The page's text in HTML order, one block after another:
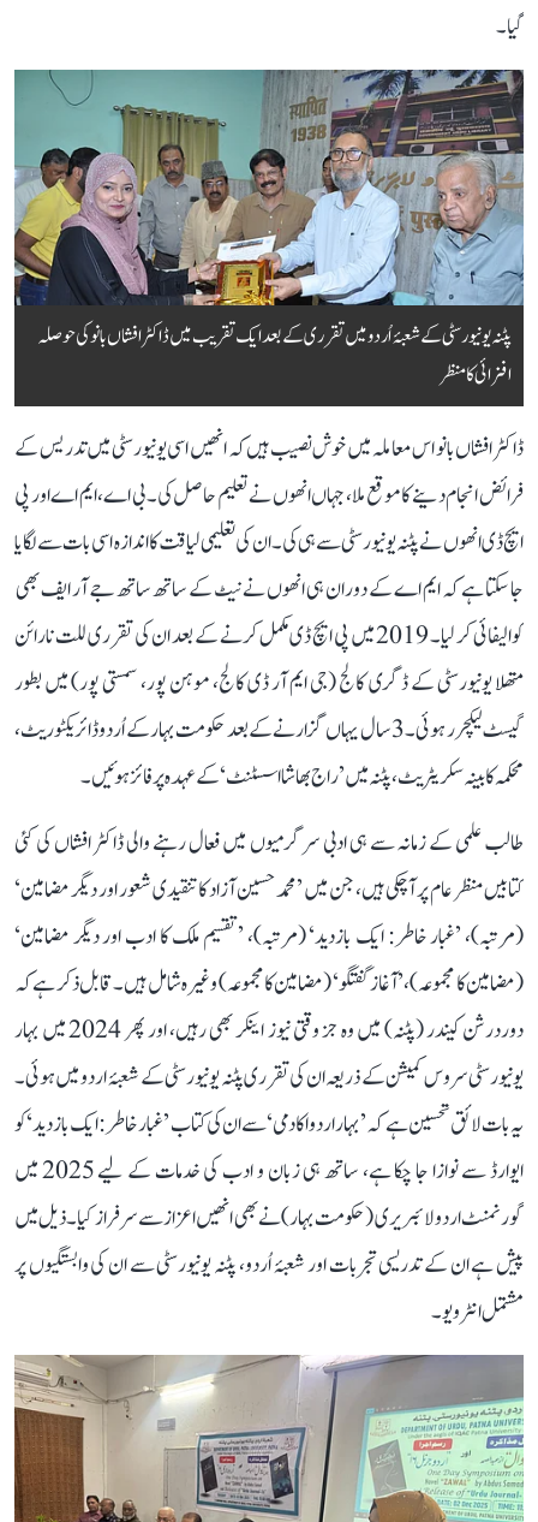
گیا۔
پٹنہ یونیورسٹی کے شعبۂ اُردو میں تقرری کے بعد ایک تقریب میں ڈاکٹر افشاں بانو کی حوصلہ
افزائی کا منظر
ڈاکٹر افشاں بانو اس معاملہ میں خوش نصیب ہیں کہ انھیں اسی یونیورسٹی میں تدریس کے
فرائض انجام دینے کا موقع ملا، جہاں انھوں نے تعلیم حاصل کی۔ بی اے، ایم اے اور پی
ایچ ڈی انھوں نے پٹنہ یونیورسٹی سے ہی کی۔ ان کی تعلیمی لیاقت کا اندازہ اسی بات سے لگایا
جا سکتا ہے کہ ایم اے کے دوران ہی انھوں نے نیٹ کے ساتھ ساتھ جے آر ایف بھی
کوالیفائی کر لیا۔ 2019 میں پی ایچ ڈی مکمل کرنے کے بعد ان کی تقرری للت نارائن
متھلا یونیورسٹی کے ڈگری کالج (جی ایم آر ڈی کالج، موہن پور، سمستی پور) میں بطور
گیسٹ لیکچرر ہوئی۔ 3 سال یہاں گزارنے کے بعد حکومت بہار کے اُردو ڈائریکٹوریٹ،
محکمہ کابینہ سکریٹریٹ، پٹنہ میں ’راج بھاشا اسسٹنٹ‘ کے عہدہ پر فائز ہوئیں۔
طالب علمی کے زمانہ سے ہی ادبی سرگرمیوں میں فعال رہنے والی ڈاکٹر افشاں کی کئی
کتابیں منظر عام پر آ چکی ہیں، جن میں ’محمد حسین آزاد کا تنقیدی شعور اور دیگر مضامین‘
(مرتبہ)، ’غبار خاطر: ایک بازدید‘ (مرتبہ)، ’تقسیم ملک کا ادب اور دیگر مضامین‘
(مضامین کا مجموعہ)، ’آغاز گفتگو‘ (مضامین کا مجموعہ) وغیرہ شامل ہیں۔ قابل ذکر ہے کہ
دوردرشن کیندر (پٹنہ) میں وہ جز وقتی نیوز اینکر بھی رہیں، اور پھر 2024 میں بہار
یونیورسٹی سروس کمیشن کے ذریعہ ان کی تقرری پٹنہ یونیورسٹی کے شعبۂ اردو میں ہوئی۔
یہ بات لائق تحسین ہے کہ ’بہار اردو اکادمی‘ سے ان کی کتاب ’غبار خاطر: ایک بازدید‘ کو
ایوارڈ سے نوازا جا چکا ہے، ساتھ ہی زبان و ادب کی خدمات کے لیے 2025 میں
گورنمنٹ اردو لائبریری (حکومت بہار) نے بھی انھیں اعزاز سے سرفراز کیا۔ ذیل میں
پیش ہے ان کے تدریسی تجربات اور شعبۂ اُردو، پٹنہ یونیورسٹی سے ان کی وابستگیوں پر
مشتمل انٹرویو۔